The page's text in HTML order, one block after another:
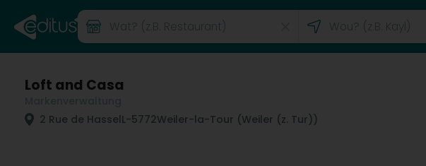
Loft and Casa
2 Rue de HasselL-5772Weiler-la-Tour (Weiler (z. Tur))